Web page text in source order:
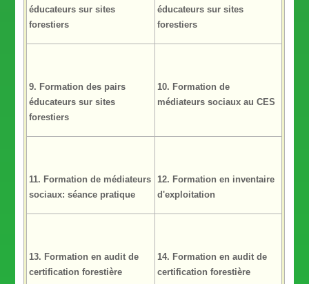
éducateurs sur sites
forestiers
éducateurs sur sites
forestiers
9. Formation des pairs
éducateurs sur sites
forestiers
10. Formation de
médiateurs sociaux au CES
11. Formation de médiateurs
sociaux: séance pratique
12. Formation en inventaire
d'exploitation
13. Formation en audit de
certification forestière
14. Formation en audit de
certification forestière